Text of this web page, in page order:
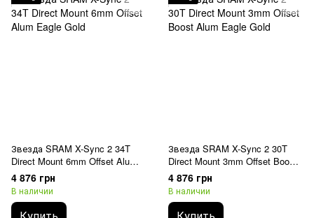
Звезда SRAM X-Sync 2 34T
Direct Mount 6mm Offset Alum
Eagle Gold
4 876 грн
В наличии
Звезда SRAM X-Sync 2 30T
Direct Mount 3mm Offset Boost
Alum Eagle Gold
4 876 грн
В наличии